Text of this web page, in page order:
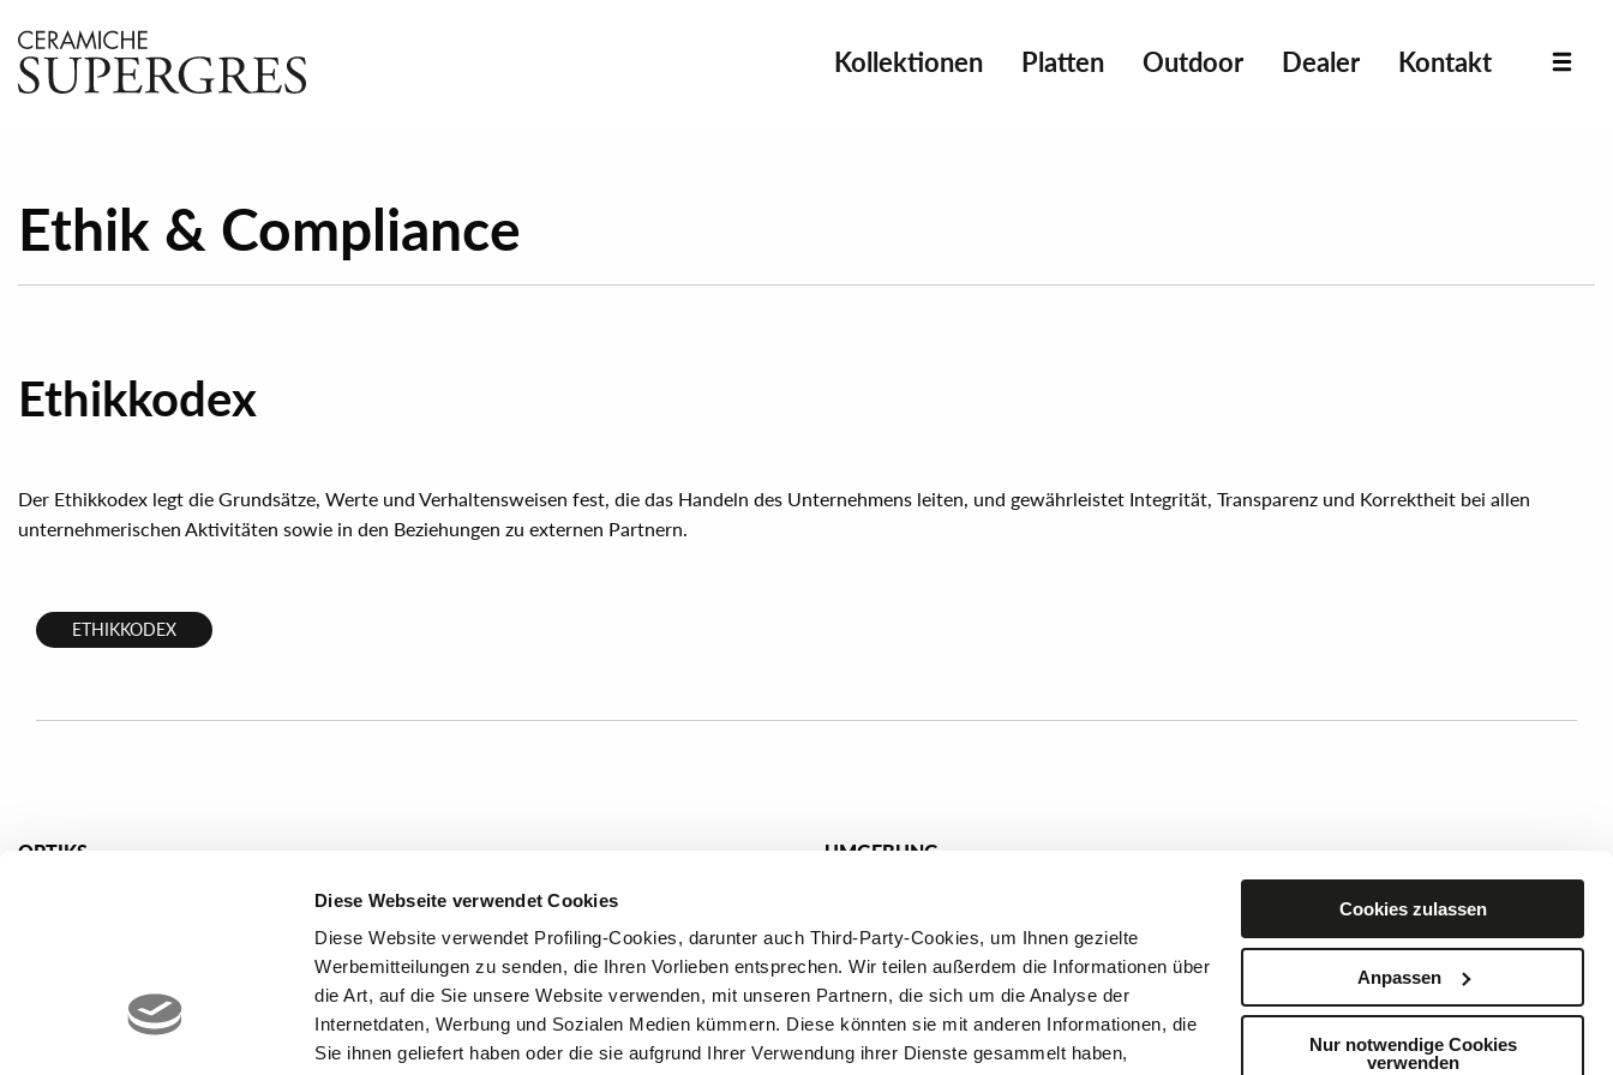
Diese Webseite verwendet Cookies
Diese Website verwendet Profiling-Cookies, darunter auch Third-Party-Cookies, um Ihnen gezielte
Werbemitteilungen zu senden, die Ihren Vorlieben entsprechen. Wir teilen außerdem die Informationen über
die Art, auf die Sie unsere Website verwenden, mit unseren Partnern, die sich um die Analyse der
Internetdaten, Werbung und Sozialen Medien kümmern. Diese könnten sie mit anderen Informationen, die
Sie ihnen geliefert haben oder die sie aufgrund Ihrer Verwendung ihrer Dienste gesammelt haben,
Cookies zulassen
Anpassen
Nur notwendige Cookies
verwenden
Kollektionen Platten Outdoor Dealer Kontakt
Ethik & Compliance
Ethikkodex
Der Ethikkodex legt die Grundsätze, Werte und Verhaltensweisen fest, die das Handeln des Unternehmens leiten, und gewährleistet Integrität, Transparenz und Korrektheit bei allen
unternehmerischen Aktivitäten sowie in den Beziehungen zu externen Partnern.
ETHIKKODEX
OPTIKS
Designerfliesen
Mosaikfliesen
UMGEBUNG
Wohnzimmer
Schlafzimmer
Fliesen für Draußen
Gewerbeflächen